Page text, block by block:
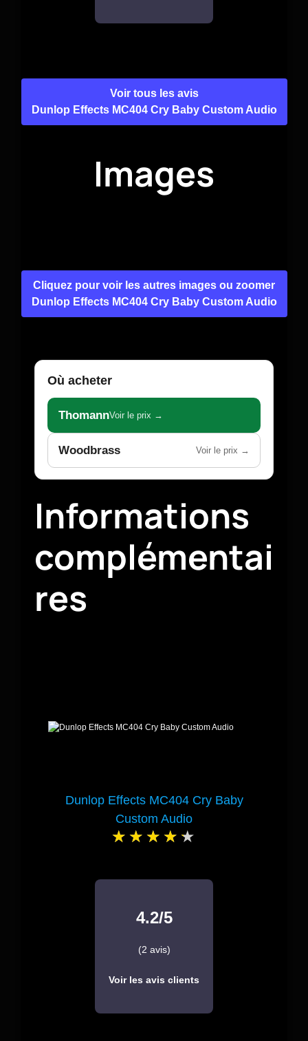
Voir tous les avis
Dunlop Effects MC404 Cry Baby Custom Audio
Images
Cliquez pour voir les autres images ou zoomer
Dunlop Effects MC404 Cry Baby Custom Audio
Où acheter
ThomannVoir le prix →
Woodbrass Voir le prix →
Informations
complémentai
res
Dunlop Effects MC404 Cry Baby
Custom Audio
4.2/5
(2 avis)
Voir les avis clients